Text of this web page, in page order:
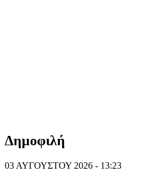
Δημοφιλή
03 ΑΥΓΟΥΣΤΟΥ 2026 - 13:23